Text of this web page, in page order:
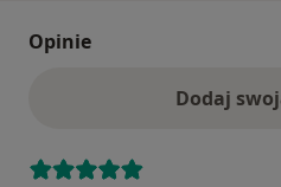
Opinie
Dodaj